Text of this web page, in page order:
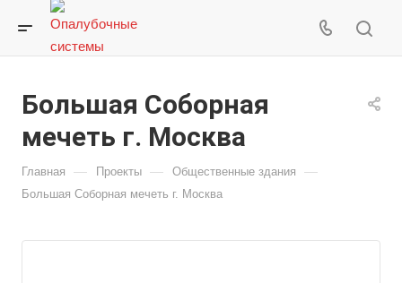
Большая Соборная
мечеть г. Москва
Главная — Проекты — Общественные здания —
Большая Соборная мечеть г. Москва